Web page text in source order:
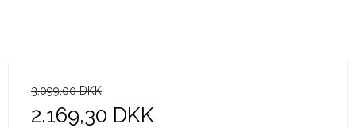
3.099,00 DKK
2.169,30 DKK